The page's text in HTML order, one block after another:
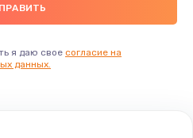
зарядки (питания)
руб.
я даю свое согласие на
данных.